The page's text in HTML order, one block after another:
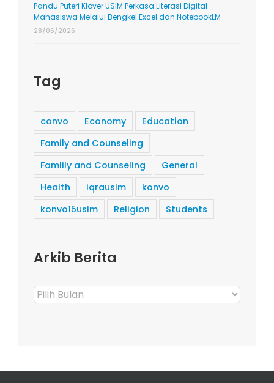
Pandu Puteri Klover USIM Perkasa Literasi Digital
Mahasiswa Melalui Bengkel Excel dan NotebookLM
28/06/2026
Tag
convo Economy
Education
Family and Counseling
Famlily and Counseling
General
Health
iqrausim
konvo
konvo15usim
Religion Students
Arkib Berita
Arkib
Berita